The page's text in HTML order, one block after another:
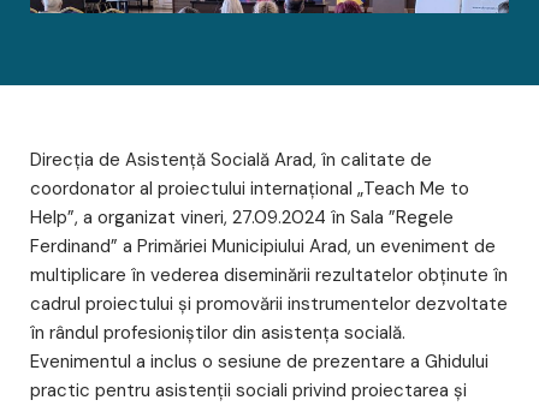
Direcția de Asistență Socială Arad, în calitate de
coordonator al proiectului internațional „Teach Me to
Help”, a organizat vineri, 27.09.2024 în Sala ”Regele
Ferdinand” a Primăriei Municipiului Arad, un eveniment de
multiplicare în vederea diseminării rezultatelor obținute în
cadrul proiectului și promovării instrumentelor dezvoltate
în rândul profesioniștilor din asistența socială.
Evenimentul a inclus o sesiune de prezentare a Ghidului
practic pentru asistenții sociali privind proiectarea și